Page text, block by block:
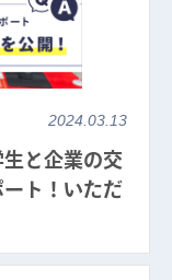
2024.03.13
生と企業の交
ト！いただ